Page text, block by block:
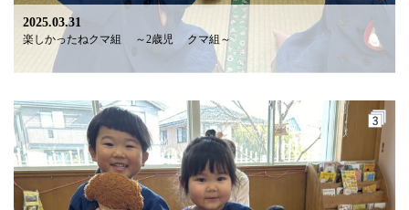
2025.03.31
楽しかったねクマ組 ～2歳児 クマ組～